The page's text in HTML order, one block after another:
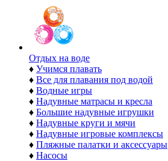
Отдых на воде
♦ Учимся плавать
♦ Все для плавания под водой
♦ Водные игры
♦ Надувные матрасы и кресла
♦ Большие надувные игрушки
♦ Надувные круги и мячи
♦ Надувные игровые комплексы
♦ Пляжные палатки и аксессуары
♦ Насосы